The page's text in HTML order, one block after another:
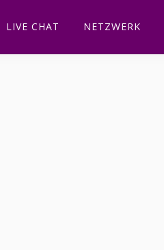
LIVE CHAT NETZWERK